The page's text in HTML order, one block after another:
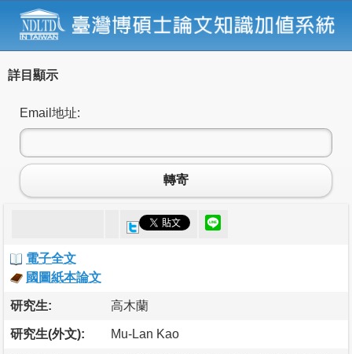
詳目顯示
Email地址:
轉寄
電子全文
國圖紙本論文
研究生: 高木蘭
研究生(外文): Mu-Lan Kao